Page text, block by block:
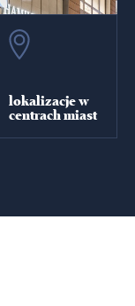
lokalizacje w
centrach miast